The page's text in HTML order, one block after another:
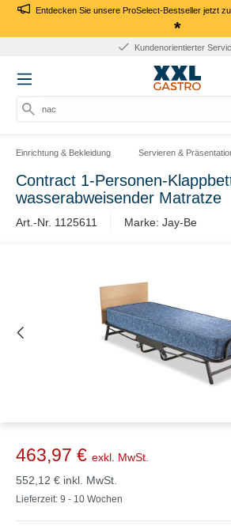
Entdecken Sie unsere ProSelect-Bestseller jetzt
*
Kundenorientierter
nach
Einrichtung & Bekleidung Servieren &
Contract 1-Personen-
wasserabweisender Matratze
Art.-Nr. 1125611 Marke: Jay-Be
463,97 € exkl. MwSt.
552,12 € inkl. MwSt.
Lieferzeit: 9 - 10 Wochen